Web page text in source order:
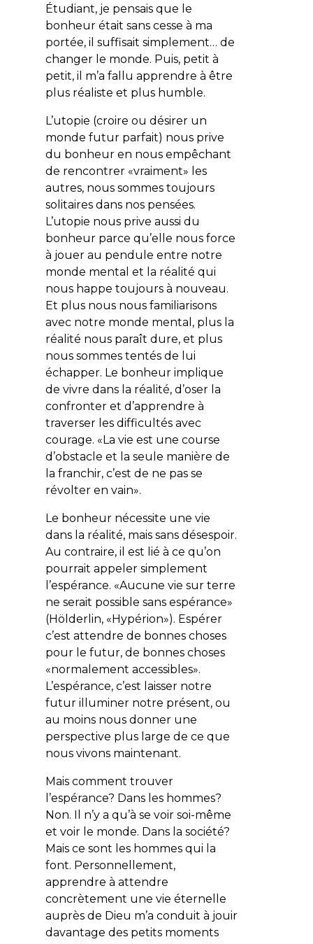
Étudiant, je pensais que le
bonheur était sans cesse à ma
portée, il suffisait simplement… de
changer le monde. Puis, petit à
petit, il m’a fallu apprendre à être
plus réaliste et plus humble.
L’utopie (croire ou désirer un
monde futur parfait) nous prive
du bonheur en nous empêchant
de rencontrer «vraiment» les
autres, nous sommes toujours
solitaires dans nos pensées.
L’utopie nous prive aussi du
bonheur parce qu’elle nous force
à jouer au pendule entre notre
monde mental et la réalité qui
nous happe toujours à nouveau.
Et plus nous nous familiarisons
avec notre monde mental, plus la
réalité nous paraît dure, et plus
nous sommes tentés de lui
échapper. Le bonheur implique
de vivre dans la réalité, d’oser la
confronter et d’apprendre à
traverser les difficultés avec
courage. «La vie est une course
d’obstacle et la seule manière de
la franchir, c’est de ne pas se
révolter en vain».
Le bonheur nécessite une vie
dans la réalité, mais sans désespoir.
Au contraire, il est lié à ce qu’on
pourrait appeler simplement
l’espérance. «Aucune vie sur terre
ne serait possible sans espérance»
(Hölderlin, «Hypérion»). Espérer
c’est attendre de bonnes choses
pour le futur, de bonnes choses
«normalement accessibles».
L’espérance, c’est laisser notre
futur illuminer notre présent, ou
au moins nous donner une
perspective plus large de ce que
nous vivons maintenant.
Mais comment trouver
l’espérance? Dans les hommes?
Non. Il n’y a qu’à se voir soi-même
et voir le monde. Dans la société?
Mais ce sont les hommes qui la
font. Personnellement,
apprendre à attendre
concrètement une vie éternelle
auprès de Dieu m’a conduit à jouir
davantage des petits moments